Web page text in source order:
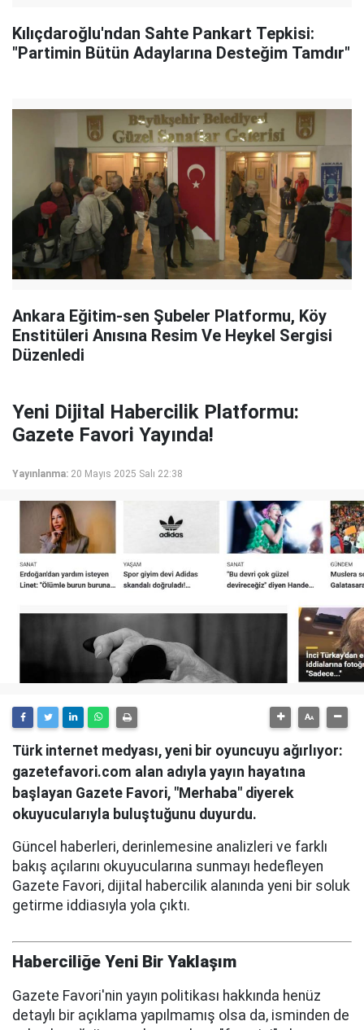
Kılıçdaroğlu'ndan Sahte Pankart Tepkisi:
"Partimin Bütün Adaylarına Desteğim Tamdır"
Ankara Eğitim-sen Şubeler Platformu, Köy
Enstitüleri Anısına Resim Ve Heykel Sergisi
Düzenledi
Yeni Dijital Habercilik Platformu:
Gazete Favori Yayında!
Yayınlanma: 20 Mayıs 2025 Salı 22:38
Türk internet medyası, yeni bir oyuncuyu ağırlıyor:
gazetefavori.com alan adıyla yayın hayatına
başlayan Gazete Favori, "Merhaba" diyerek
okuyucularıyla buluştuğunu duyurdu.
Güncel haberleri, derinlemesine analizleri ve farklı
bakış açılarını okuyucularına sunmayı hedefleyen
Gazete Favori, dijital habercilik alanında yeni bir soluk
getirme iddiasıyla yola çıktı.
Haberciliğe Yeni Bir Yaklaşım
Gazete Favori'nin yayın politikası hakkında henüz
detaylı bir açıklama yapılmamış olsa da, isminden de